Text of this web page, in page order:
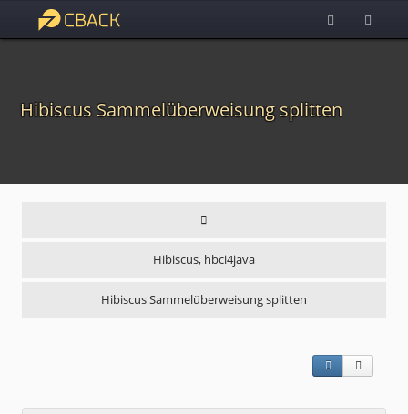
Hibiscus Sammelüberweisung splitten
Hibiscus, hbci4java
Hibiscus Sammelüberweisung splitten